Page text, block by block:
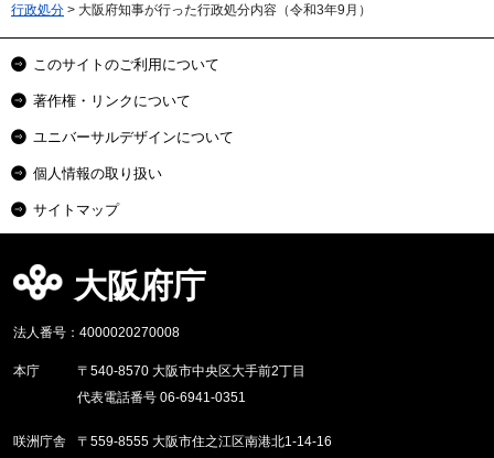
行政処分 > 大阪府知事が行った行政処分内容（令和3年9月）
このサイトのご利用について
著作権・リンクについて
ユニバーサルデザインについて
個人情報の取り扱い
サイトマップ
大阪府庁
法人番号：4000020270008
本庁
〒540-8570 大阪市中央区大手前2丁目
代表電話番号 06-6941-0351
咲洲庁舎 〒559-8555 大阪市住之江区南港北1-14-16